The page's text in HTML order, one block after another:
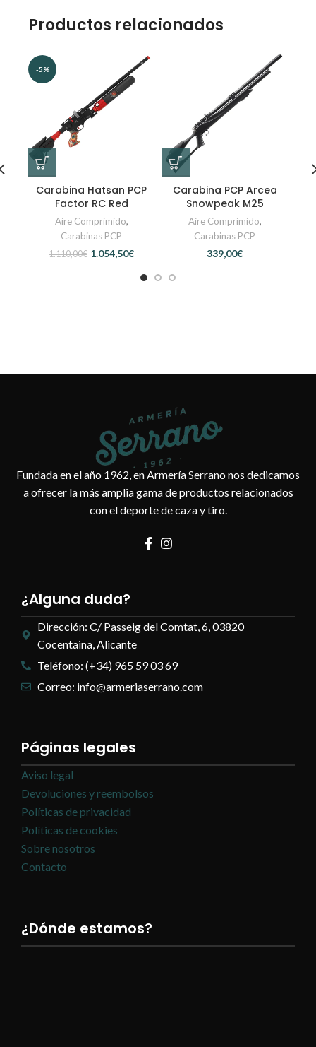
Productos relacionados
-5%
Carabina Hatsan PCP
Factor RC Red
Aire Comprimido,
Carabinas PCP
1.110,00€ 1.054,50€
Carabina PCP Arcea
Snowpeak M25
Aire Comprimido,
Carabinas PCP
€
Fundada en el año 1962, en Armería Serrano nos dedicamos
a ofrecer la más amplia gama de productos relacionados
con el deporte de caza y tiro.
¿Alguna duda?
Dirección: C/ Passeig del Comtat, 6, 03820
Cocentaina, Alicante
Teléfono: (+34) 965 59 03 69
Correo: info@armeriaserrano.com
Páginas legales
Aviso legal
Devoluciones y reembolsos
Políticas de privacidad
Políticas de cookies
Sobre nosotros
Contacto
¿Dónde estamos?